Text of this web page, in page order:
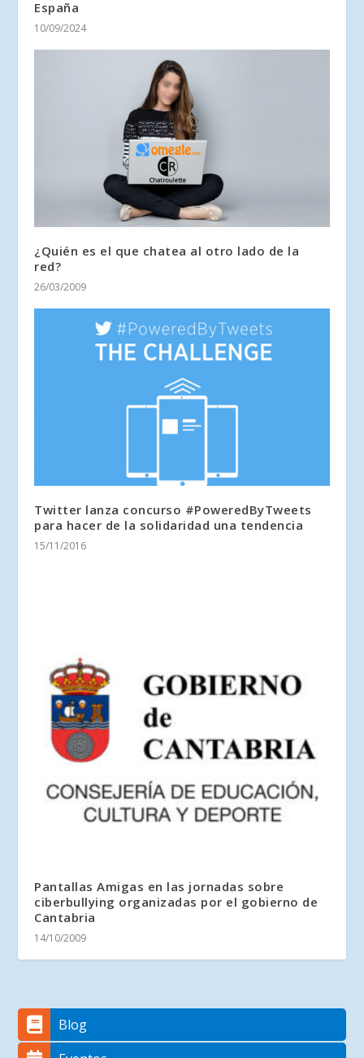
España
10/09/2024
¿Quién es el que chatea al otro lado de la
red?
26/03/2009
Twitter lanza concurso #PoweredByTweets
para hacer de la solidaridad una tendencia
15/11/2016
Pantallas Amigas en las jornadas sobre
ciberbullying organizadas por el gobierno de
Cantabria
14/10/2009
Blog